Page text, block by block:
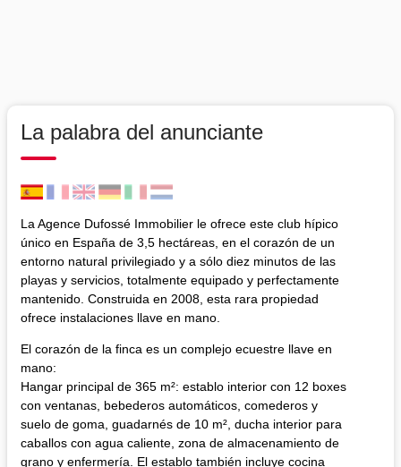
La palabra del anunciante
La Agence Dufossé Immobilier le ofrece este club hípico
único en España de 3,5 hectáreas, en el corazón de un
entorno natural privilegiado y a sólo diez minutos de las
playas y servicios, totalmente equipado y perfectamente
mantenido. Construida en 2008, esta rara propiedad
ofrece instalaciones llave en mano.
El corazón de la finca es un complejo ecuestre llave en
mano:
Hangar principal de 365 m²: establo interior con 12 boxes
con ventanas, bebederos automáticos, comederos y
suelo de goma, guadarnés de 10 m², ducha interior para
caballos con agua caliente, zona de almacenamiento de
grano y enfermería. El establo también incluye cocina